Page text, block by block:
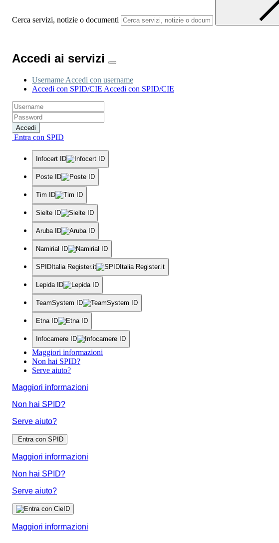
Cerca servizi, notizie o documenti
Accedi ai servizi
Username Accedi con username
Accedi con SPID/CIE Accedi con SPID/CIE
Accedi
Entra con SPID
Infocert ID
Poste ID
Tim ID
Sielte ID
Aruba ID
Namirial ID
SPIDItalia Register.it
Lepida ID
TeamSystem ID
Etna ID
Infocamere ID
Maggiori informazioni
Non hai SPID?
Serve aiuto?
Maggiori informazioni
Non hai SPID?
Serve aiuto?
Entra con SPID
Maggiori informazioni
Non hai SPID?
Serve aiuto?
Maggiori informazioni